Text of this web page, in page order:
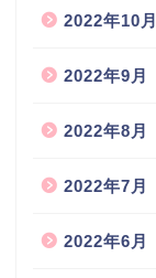
2022年10月
2022年9月
2022年8月
2022年7月
2022年6月